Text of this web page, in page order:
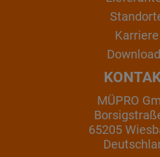
Karriere
MÜPRO
65205